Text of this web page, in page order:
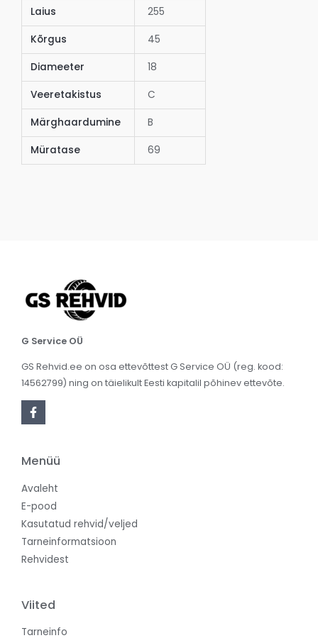
Laius 255
Kõrgus 45
Diameeter 18
Veeretakistus C
Märghaardumine B
Müratase 69
G Service OÜ
GS Rehvid.ee on osa ettevõttest G Service OÜ (reg. kood:
14562799) ning on täielikult Eesti kapitalil põhinev ettevõte.
Menüü
Avaleht
E-pood
Kasutatud rehvid/veljed
Tarneinformatsioon
Rehvidest
Viited
Tarneinfo